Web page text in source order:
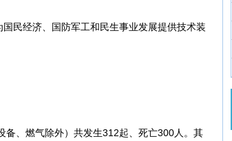
民经济、国防军工和民生事业发展提供技术装
备、燃气除外）共发生312起、死亡300人。其